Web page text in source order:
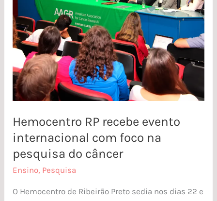
Hemocentro RP recebe evento
internacional com foco na
pesquisa do câncer
Ensino, Pesquisa
O Hemocentro de Ribeirão Preto sedia nos dias 22 e
na
pesquisa
do
câncer